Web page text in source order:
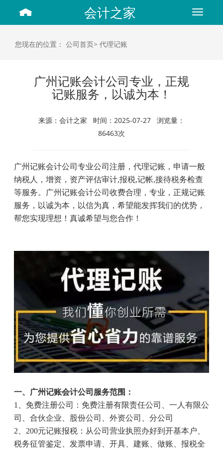
Toggle
会计之家
您现在的位置： 公司首页> 代理记账
广州记账会计公司专业，正规
记账服务，以诚为本！
来源：会计之家 时间：2025-07-27 浏览量：
86463次
广州记账会计公司专业公司注册，代理记账，申请一般
纳税人，增资，资产评估审计,报税,记帐,接待税务检查
等服务。广州记账会计公司收费合理，专业，正规记账
服务，以诚为本，以信为真，希望能发挥我们的优势，
帮您实现理想！真诚希望与您合作！
一、广州记账会计公司服务范围：
1
、免费注册公司：免费注册有限责任公司、一人有限公
司、合伙企业、股份公司、外资公司、分公司
2
200元记账报税：从公司营业执照办好到开基本户、
税务征管鉴定、发票申请、开具、建账、做账、报税全